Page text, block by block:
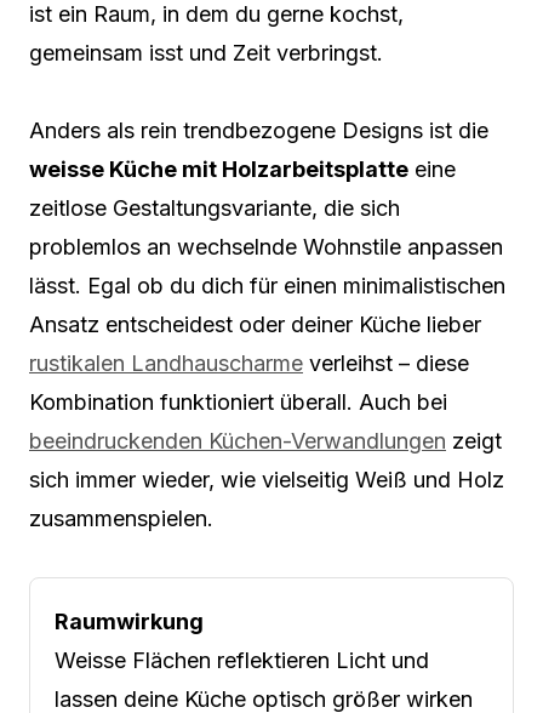
ist ein Raum, in dem du gerne kochst,
gemeinsam isst und Zeit verbringst.
Anders als rein trendbezogene Designs ist die
weisse Küche mit Holzarbeitsplatte eine
zeitlose Gestaltungsvariante, die sich
problemlos an wechselnde Wohnstile anpassen
lässt. Egal ob du dich für einen minimalistischen
Ansatz entscheidest oder deiner Küche lieber
rustikalen Landhauscharme verleihst – diese
Kombination funktioniert überall. Auch bei
beeindruckenden Küchen-Verwandlungen zeigt
sich immer wieder, wie vielseitig Weiß und Holz
zusammenspielen.
Raumwirkung
Weisse Flächen reflektieren Licht und
lassen deine Küche optisch größer wirken